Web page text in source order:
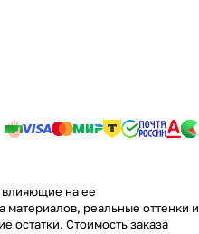
влияющие на ее
реальные оттенки и
остатки. Стоимость заказа